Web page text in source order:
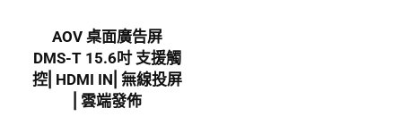
AOV 桌面廣告屏
DMS-T 15.6吋 支援觸
控⎜HDMI IN⎜無線投屏
⎜雲端發佈